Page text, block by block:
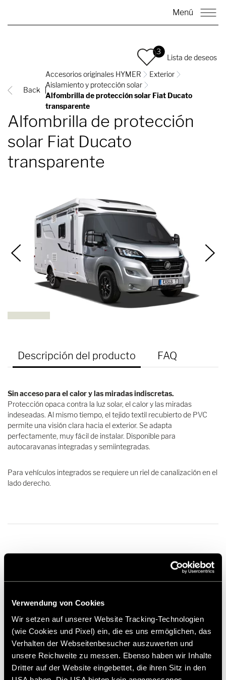
Verwendung von Cookies
Wir setzen auf unserer Website Tracking-Technologien
(wie Cookies und Pixel) ein, die es uns ermöglichen, das
Verhalten der Webseitenbesucher auszuwerten und
unsere Reichweite zu messen. Ebenso haben wir Inhalte
Dritter auf der Website eingebettet, die ihren Sitz in den
Menú
3
Lista de deseos
Back
Accesorios originales HYMER
Exterior
Aislamiento y protección solar
Alfombrilla de protección solar Fiat Ducato
transparente
Alfombrilla de protección
solar Fiat Ducato
transparente
Descripción del producto FAQ
Sin acceso para el calor y las miradas indiscretas.
Protección opaca contra la luz solar, el calor y las miradas
indeseadas. Al mismo tiempo, el tejido textil recubierto de PVC
permite una visión clara hacia el exterior. Se adapta
perfectamente, muy fácil de instalar. Disponible para
autocaravanas integradas y semiintegradas.
Para vehículos integrados se requiere un riel de canalización en el
lado derecho.
142,00 €
Recomendación de precio no vinculante*
Añadir a la lista de deseos
¿El artículo se adapta a mi vehículo?
Número de artículo: 2328932
* Los accesorios originales de Hymer no están disponibles